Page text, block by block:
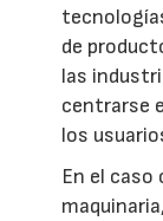
de
las
centrarse
los
En el